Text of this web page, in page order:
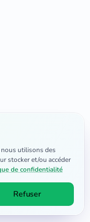
utilisons des
stocker et/ou accéder
de confidentialité
Refuser